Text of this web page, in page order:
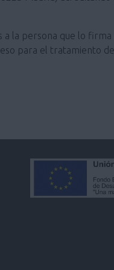
la persona que lo
para el tratamiento de